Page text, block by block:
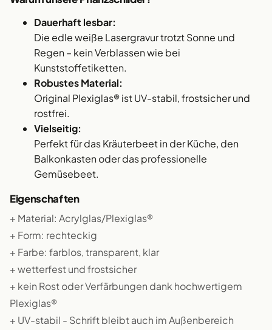
Dauerhaft lesbar:
Die edle weiße Lasergravur trotzt Sonne und
Regen – kein Verblassen wie bei
Kunststoffetiketten.
Robustes Material:
Original Plexiglas® ist UV-stabil, frostsicher und
rostfrei.
Vielseitig:
Perfekt für das Kräuterbeet in der Küche, den
Balkonkasten oder das professionelle
Gemüsebeet.
Eigenschaften
+ Material: Acrylglas/Plexiglas®
+ Form: rechteckig
+ Farbe: farblos, transparent, klar
+ wetterfest und frostsicher
+ kein Rost oder Verfärbungen dank hochwertigem
Plexiglas®
+ UV-stabil - Schrift bleibt auch im Außenbereich